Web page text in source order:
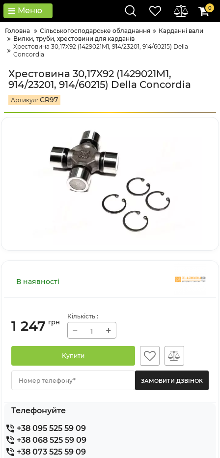
Меню 0
Головна Сільськогосподарське обладнання
Карданні вали
Вилки, труби, хрестовини для карданів
Хрестовина 30,17X92 (1429021M1, 914/23201, 914/60215) Della
Concordia
Хрестовина 30,17X92 (1429021M1,
914/23201, 914/60215) Della Concordia
Артикул: CR97
В наявності
1 247 грн
Кількість :
− +
Купити
Номер телефону*
Телефонуйте
+38 095 525 59 09
+38 068 525 59 09
+38 073 525 59 09